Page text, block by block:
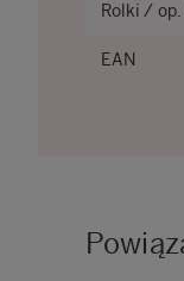
Rolki /
EAN